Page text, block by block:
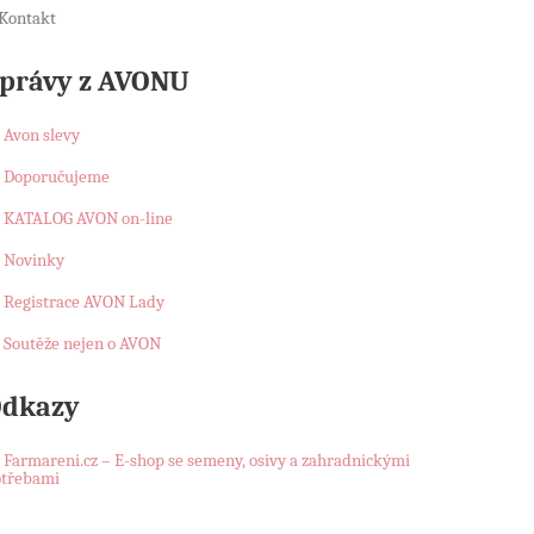
z AVONU
Avon slevy
Doporučujeme
KATALOG AVON on-line
Novinky
Registrace AVON Lady
Soutěže nejen o AVON
Farmareni.cz – E-shop se semeny, osivy a zahradnickými